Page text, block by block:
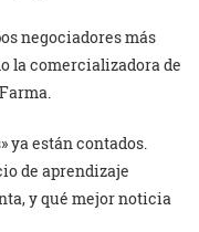
negociadores más
la comercializadora de
ya están contados.
de aprendizaje
y qué mejor noticia